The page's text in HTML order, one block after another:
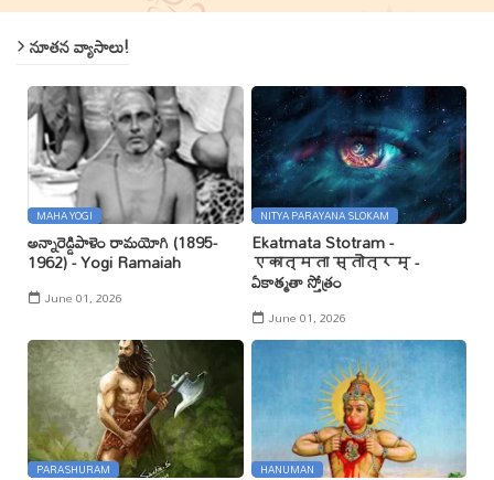
నూతన వ్యాసాలు!
MAHA YOGI
అన్నారెడ్డిపాళెం రామయోగి (1895-
1962) - Yogi Ramaiah
June 01, 2026
NITYA PARAYANA SLOKAM
Ekatmata Stotram -
एकात्मता स्तोत्रम् -
ఏకాత్మతా స్తోత్రం
June 01, 2026
PARASHURAM HANUMAN